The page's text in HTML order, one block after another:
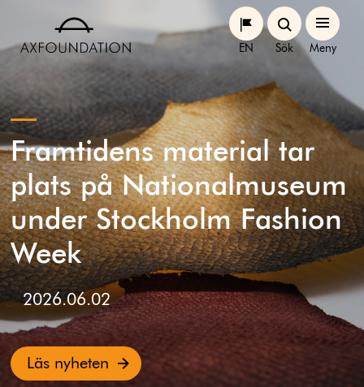
Framtidens material tar
plats på Nationalmuseum
under Stockholm Fashion
Week
2026.06.02
Läs nyheten
EN Sök Meny